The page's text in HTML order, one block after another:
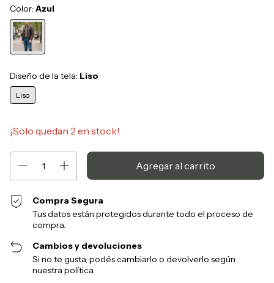
Color: Azul
Diseño de la tela: Liso
Liso
¡Solo quedan 2 en stock!
Compra Segura
Tus datos están protegidos durante todo el proceso de
compra.
Cambios y devoluciones
Si no te gusta, podés cambiarlo o devolverlo según
nuestra política.